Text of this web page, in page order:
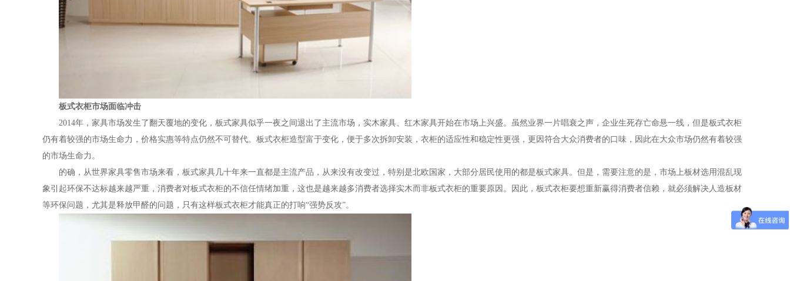
板式衣柜市场面临冲击
2014年，家具市场发生了翻天覆地的变化，板式家具似乎一夜之间退出了主流市场，实木家具、红木家具开始在市场上兴盛。虽然业界一片唱衰之声，企业生死存亡命悬一线，但是板式衣柜
仍有着较强的市场生命力，价格实惠等特点仍然不可替代。板式衣柜造型富于变化，便于多次拆卸安装，衣柜的适应性和稳定性更强，更因符合大众消费者的口味，因此在大众市场仍然有着较强
的市场生命力。
的确，从世界家具零售市场来看，板式家具几十年来一直都是主流产品，从来没有改变过，特别是北欧国家，大部分居民使用的都是板式家具。但是，需要注意的是，市场上板材选用混乱现
象引起环保不达标越来越严重，消费者对板式衣柜的不信任情绪加重，这也是越来越多消费者选择实木而非板式衣柜的重要原因。因此，板式衣柜要想重新赢得消费者信赖，就必须解决人造板材
等环保问题，尤其是释放甲醛的问题，只有这样板式衣柜才能真正的打响“强势反攻”。